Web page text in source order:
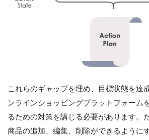
これらのギャップを埋め、目標状態を達
ンラインショッピングプラットフォーム
るための対策を講じる必要があります。
商品の追加、編集、削除ができるように